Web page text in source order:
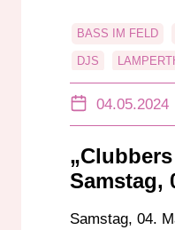
BASS IM FELD
DJS
04.05.2024
Samstag,
Samstag, 04.